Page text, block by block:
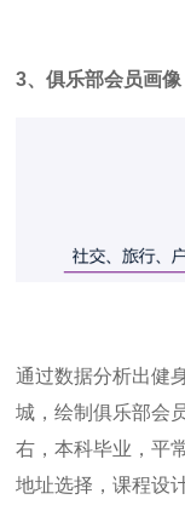
3、俱乐部会员画像
通过数据分析出健
城，绘制俱乐部会
右，本科毕业，平
地址选择，课程设